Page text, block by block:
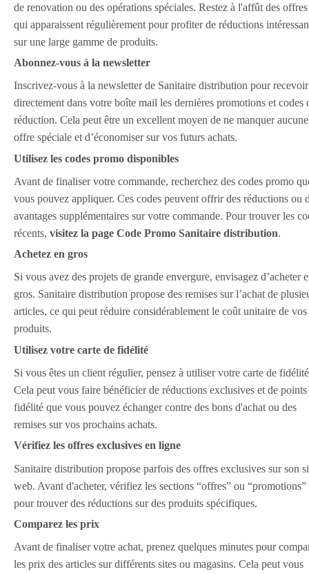
de renovation ou des opérations spéciales. Restez à l'affût des offres
qui apparaissent régulièrement pour profiter de réductions
sur une large gamme de produits.
Abonnez-vous à la newsletter
Inscrivez-vous à la newsletter de Sanitaire distribution pour recevoir
directement dans votre boîte mail les dernières promotions et codes
réduction. Cela peut être un excellent moyen de ne manquer aucune
offre spéciale et d’économiser sur vos futurs achats.
Utilisez les codes promo disponibles
Avant de finaliser votre commande, recherchez des codes promo
vous pouvez appliquer. Ces codes peuvent offrir des réductions ou
avantages supplémentaires sur votre commande. Pour trouver les
récents, visitez la page Code Promo Sanitaire distribution.
Achetez en gros
Si vous avez des projets de grande envergure, envisagez d’acheter
gros. Sanitaire distribution propose des remises sur l’achat de
articles, ce qui peut réduire considérablement le coût unitaire de vos
produits.
Utilisez votre carte de fidélité
Si vous êtes un client régulier, pensez à utiliser votre carte de
Cela peut vous faire bénéficier de réductions exclusives et de points
fidélité que vous pouvez échanger contre des bons d'achat ou des
remises sur vos prochains achats.
Vérifiez les offres exclusives en ligne
Sanitaire distribution propose parfois des offres exclusives sur son
web. Avant d'acheter, vérifiez les sections “offres” ou “promotions”
pour trouver des réductions sur des produits spécifiques.
Comparez les prix
Avant de finaliser votre achat, prenez quelques minutes pour
les prix des articles sur différents sites ou magasins. Cela peut vous